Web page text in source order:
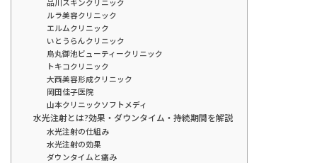
品川スキンクリニック
ルラ美容クリニック
エルムクリニック
いとうらんクリニック
烏丸御池ビューティークリニック
トキコクリニック
大西美容形成クリニック
岡田佳子医院
山本クリニックソフトメディ
水光注射とは?効果・ダウンタイム・持続期間を解説
水光注射の仕組み
水光注射の効果
ダウンタイムと痛み